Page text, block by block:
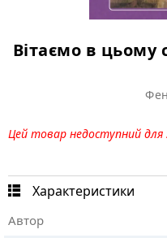
Вітаємо в цьому
Цей товар недоступний для
Характеристики
Автор